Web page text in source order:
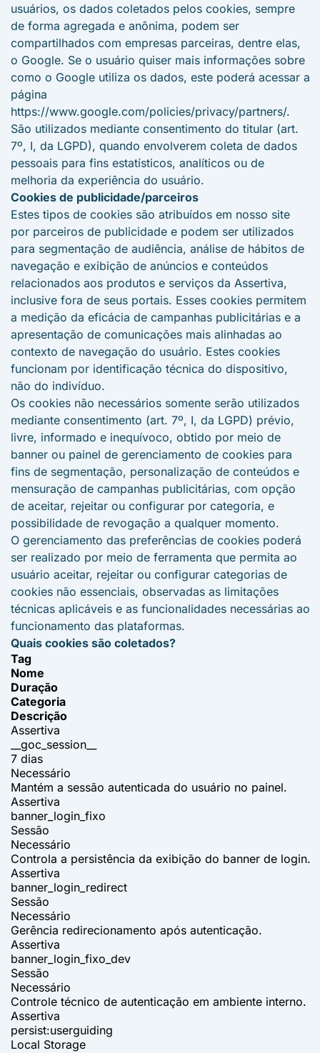
usuários, os dados coletados pelos cookies, sempre
de forma agregada e anônima, podem ser
compartilhados com empresas parceiras, dentre elas,
o Google. Se o usuário quiser mais informações sobre
como o Google utiliza os dados, este poderá acessar a
página
https://www.google.com/policies/privacy/partners/.
São utilizados mediante consentimento do titular (art.
7º, I, da LGPD), quando envolverem coleta de dados
pessoais para fins estatísticos, analíticos ou de
melhoria da experiência do usuário.
Cookies de publicidade/parceiros
Estes tipos de cookies são atribuídos em nosso site
por parceiros de publicidade e podem ser utilizados
para segmentação de audiência, análise de hábitos de
navegação e exibição de anúncios e conteúdos
relacionados aos produtos e serviços da Assertiva,
inclusive fora de seus portais. Esses cookies permitem
a medição da eficácia de campanhas publicitárias e a
apresentação de comunicações mais alinhadas ao
contexto de navegação do usuário. Estes cookies
funcionam por identificação técnica do dispositivo,
não do indivíduo.
Os cookies não necessários somente serão utilizados
mediante consentimento (art. 7º, I, da LGPD) prévio,
livre, informado e inequívoco, obtido por meio de
banner ou painel de gerenciamento de cookies para
fins de segmentação, personalização de conteúdos e
mensuração de campanhas publicitárias, com opção
de aceitar, rejeitar ou configurar por categoria, e
possibilidade de revogação a qualquer momento.
O gerenciamento das preferências de cookies poderá
ser realizado por meio de ferramenta que permita ao
usuário aceitar, rejeitar ou configurar categorias de
cookies não essenciais, observadas as limitações
técnicas aplicáveis e as funcionalidades necessárias ao
funcionamento das plataformas.
Quais cookies são coletados?
Tag
Nome
Duração
Categoria
Descrição
Assertiva
__goc_session__
7 dias
Necessário
Mantém a sessão autenticada do usuário no painel.
Assertiva
banner_login_fixo
Sessão
Necessário
Controla a persistência da exibição do banner de login.
Assertiva
banner_login_redirect
Sessão
Necessário
Gerência redirecionamento após autenticação.
Assertiva
banner_login_fixo_dev
Sessão
Necessário
Controle técnico de autenticação em ambiente interno.
Assertiva
persist:userguiding
Local Storage